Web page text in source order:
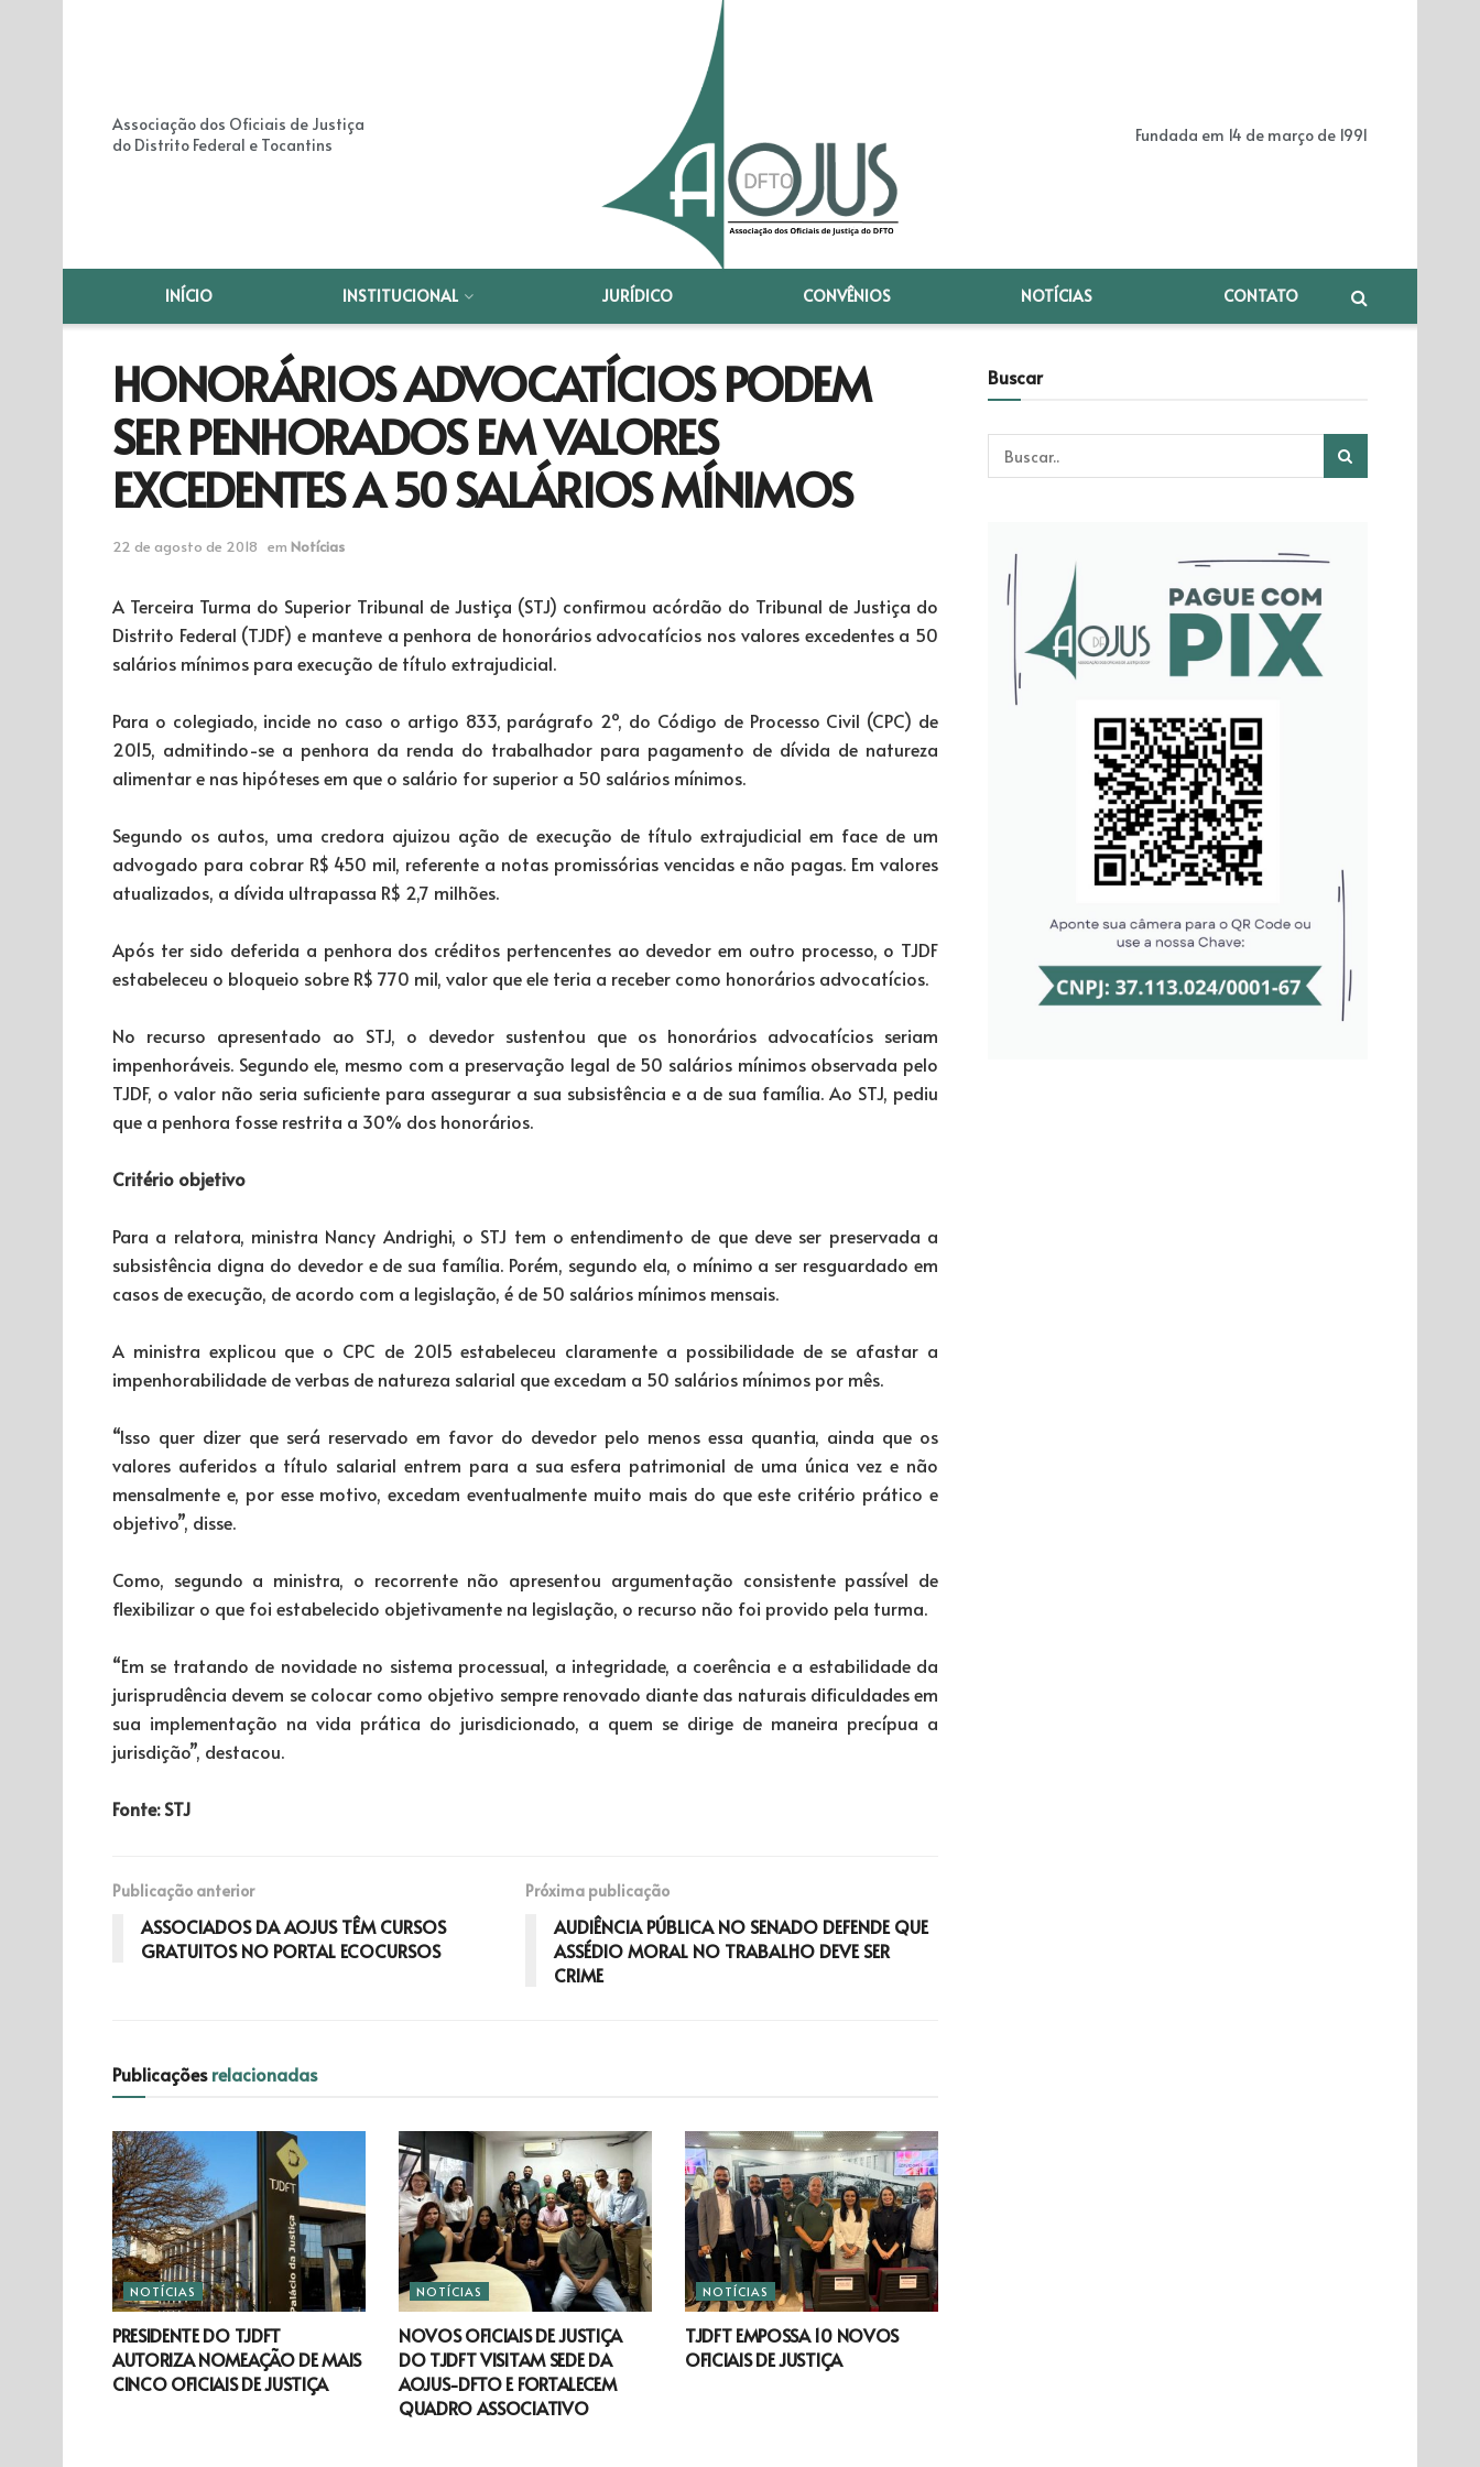
Associação dos Oficiais de Justiça
do Distrito Federal e Tocantins
Fundada em 14 de março de 1991
INÍCIO INSTITUCIONAL JURÍDICO CONVÊNIOS NOTÍCIAS CONTATO
HONORÁRIOS ADVOCATÍCIOS PODEM
SER PENHORADOS EM VALORES
EXCEDENTES A 50 SALÁRIOS MÍNIMOS
22 de agosto de 2018 em Notícias
A Terceira Turma do Superior Tribunal de Justiça (STJ) confirmou acórdão do Tribunal de Justiça do
Distrito Federal (TJDF) e manteve a penhora de honorários advocatícios nos valores excedentes a 50
salários mínimos para execução de título extrajudicial.
Para o colegiado, incide no caso o artigo 833, parágrafo 2º, do Código de Processo Civil (CPC) de
2015, admitindo-se a penhora da renda do trabalhador para pagamento de dívida de natureza
alimentar e nas hipóteses em que o salário for superior a 50 salários mínimos.
Segundo os autos, uma credora ajuizou ação de execução de título extrajudicial em face de um
advogado para cobrar R$ 450 mil, referente a notas promissórias vencidas e não pagas. Em valores
atualizados, a dívida ultrapassa R$ 2,7 milhões.
Após ter sido deferida a penhora dos créditos pertencentes ao devedor em outro processo, o TJDF
estabeleceu o bloqueio sobre R$ 770 mil, valor que ele teria a receber como honorários advocatícios.
No recurso apresentado ao STJ, o devedor sustentou que os honorários advocatícios seriam
impenhoráveis. Segundo ele, mesmo com a preservação legal de 50 salários mínimos observada pelo
TJDF, o valor não seria suficiente para assegurar a sua subsistência e a de sua família. Ao STJ, pediu
que a penhora fosse restrita a 30% dos honorários.
Critério objetivo
Para a relatora, ministra Nancy Andrighi, o STJ tem o entendimento de que deve ser preservada a
subsistência digna do devedor e de sua família. Porém, segundo ela, o mínimo a ser resguardado em
casos de execução, de acordo com a legislação, é de 50 salários mínimos mensais.
A ministra explicou que o CPC de 2015 estabeleceu claramente a possibilidade de se afastar a
impenhorabilidade de verbas de natureza salarial que excedam a 50 salários mínimos por mês.
“Isso quer dizer que será reservado em favor do devedor pelo menos essa quantia, ainda que os
valores auferidos a título salarial entrem para a sua esfera patrimonial de uma única vez e não
mensalmente e, por esse motivo, excedam eventualmente muito mais do que este critério prático e
objetivo”, disse.
Como, segundo a ministra, o recorrente não apresentou argumentação consistente passível de
flexibilizar o que foi estabelecido objetivamente na legislação, o recurso não foi provido pela turma.
“Em se tratando de novidade no sistema processual, a integridade, a coerência e a estabilidade da
jurisprudência devem se colocar como objetivo sempre renovado diante das naturais dificuldades em
sua implementação na vida prática do jurisdicionado, a quem se dirige de maneira precípua a
jurisdição”, destacou.
Fonte: STJ
Publicação anterior
ASSOCIADOS DA AOJUS TÊM CURSOS
GRATUITOS NO PORTAL ECOCURSOS
Próxima publicação
AUDIÊNCIA PÚBLICA NO SENADO DEFENDE QUE
ASSÉDIO MORAL NO TRABALHO DEVE SER
CRIME
Publicaçõesrelacionadas
NOTÍCIAS
PRESIDENTE DO TJDFT
AUTORIZA NOMEAÇÃO DE MAIS
CINCO OFICIAIS DE JUSTIÇA
NOTÍCIAS
NOVOS OFICIAIS DE JUSTIÇA
DO TJDFT VISITAM SEDE DA
AOJUS-DFTO E FORTALECEM
QUADRO ASSOCIATIVO
NOTÍCIAS
TJDFT EMPOSSA 10 NOVOS
OFICIAIS DE JUSTIÇA
Buscar